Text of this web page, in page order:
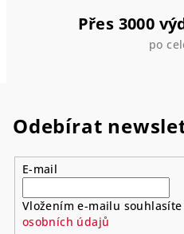
Přes 3000
po
Odebírat
E-mail
Vložením e-mailu souhlasíte
osobních údajů